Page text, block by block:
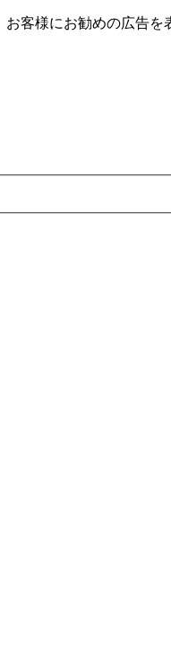
客様にお勧めの広告を